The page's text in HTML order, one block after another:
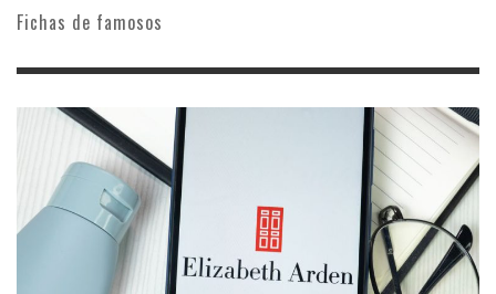
Fichas de famosos